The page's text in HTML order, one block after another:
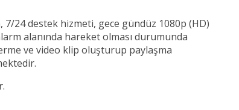
24 destek hizmeti, gece gündüz 1080p (HD)
alanında hareket olması durumunda
ve video klip oluşturup paylaşma